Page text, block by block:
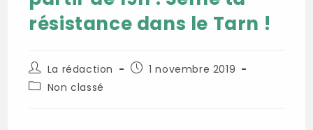
résistance dans le Tarn !
Auteur/autrice
de
la
La rédaction
Publication
1 novembre 2019
PostNon classé